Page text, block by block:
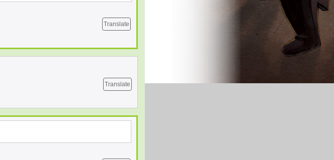
Translate
Translate